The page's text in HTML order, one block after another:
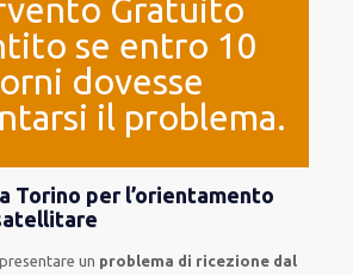
Gratuito
se entro 10
dovesse
il problema.
Torino per l’orientamento
un problema di ricezione dal